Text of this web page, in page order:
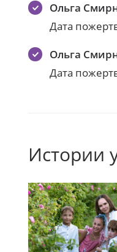
Ольга
Дата
Ольга
Дата
Истории